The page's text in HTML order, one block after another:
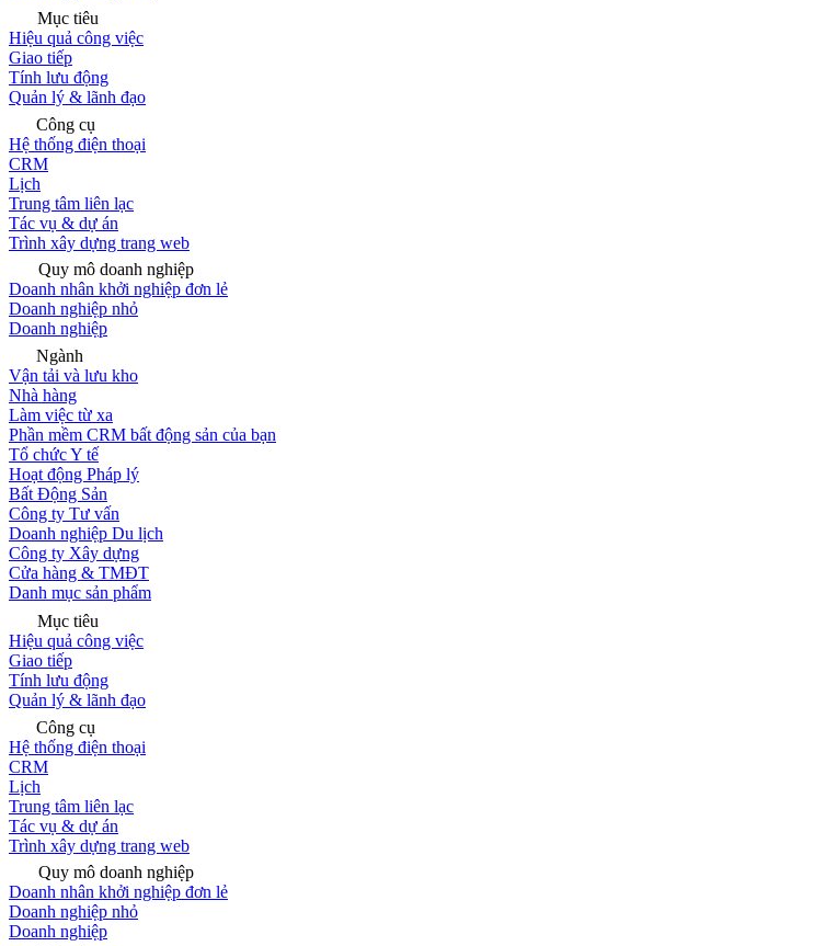
Mục tiêu
Hiệu quả công việc
Giao tiếp
Tính lưu động
Quản lý & lãnh đạo
Công cụ
Hệ thống điện thoại
CRM
Lịch
Trung tâm liên lạc
Tác vụ & dự án
Trình xây dựng trang web
Quy mô doanh nghiệp
Doanh nhân khởi nghiệp đơn lẻ
Doanh nghiệp nhỏ
Doanh nghiệp
Ngành
Vận tải và lưu kho
Nhà hàng
Làm việc từ xa
Phần mềm CRM bất động sản của bạn
Tổ chức Y tế
Hoạt động Pháp lý
Bất Động Sản
Công ty Tư vấn
Doanh nghiệp Du lịch
Công ty Xây dựng
Cửa hàng & TMĐT
Danh mục sản phẩm
Mục tiêu
Hiệu quả công việc
Giao tiếp
Tính lưu động
Quản lý & lãnh đạo
Công cụ
Hệ thống điện thoại
CRM
Lịch
Trung tâm liên lạc
Tác vụ & dự án
Trình xây dựng trang web
Quy mô doanh nghiệp
Doanh nhân khởi nghiệp đơn lẻ
Doanh nghiệp nhỏ
Doanh nghiệp